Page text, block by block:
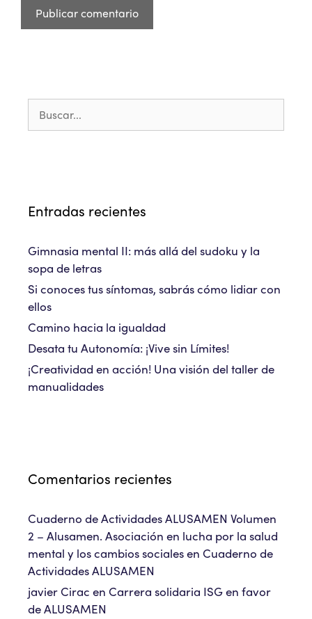
Entradas recientes
Gimnasia mental II: más allá del sudoku y la
sopa de letras
Si conoces tus síntomas, sabrás cómo lidiar con
ellos
Camino hacia la igualdad
Desata tu Autonomía: ¡Vive sin Límites!
¡Creatividad en acción! Una visión del taller de
manualidades
Comentarios recientes
Cuaderno de Actividades ALUSAMEN Volumen
2 – Alusamen. Asociación en lucha por la salud
mental y los cambios socialesen Cuaderno de
Actividades ALUSAMEN
javier Cirac en Carrera solidaria ISG en favor
de ALUSAMEN